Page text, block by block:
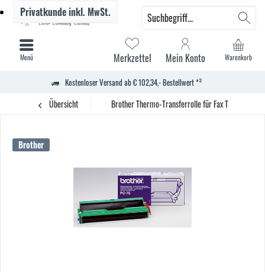
Kostenloser Versand ab € 102,34,- Bestellwert *²
Warenkorb
Merkzettel Mein Konto
Privatkundeinkl. MwSt.
Menü
Übersicht Brother Thermo-Transferrolle für Fax T 102 144S.
Brother